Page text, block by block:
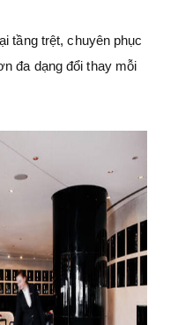
tầng trệt, chuyên phục
đa dạng đổi thay mỗi